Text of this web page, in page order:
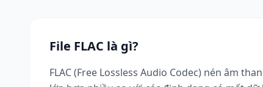
File FLAC là gì?
FLAC (Free Lossless Audio Codec) nén âm